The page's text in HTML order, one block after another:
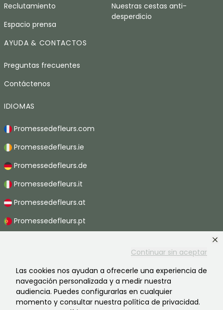
Continuar sin aceptar
Las cookies nos ayudan a ofrecerle una experiencia de
navegación personalizada y a medir nuestra
audiencia. Puedes configurarlas en cualquier
momento y consultar nuestra política de privacidad.
Reclutamiento
Espacio prensa
Nuestras cestas anti-
desperdicio
AYUDA & CONTACTOS
Preguntas frecuentes
Contáctenos
IDIOMAS
Promessedefleurs.com
Promessedefleurs.ie
Promessedefleurs.de
Promessedefleurs.it
Promessedefleurs.at
Promessedefleurs.pt
Promessedefleurs.ch